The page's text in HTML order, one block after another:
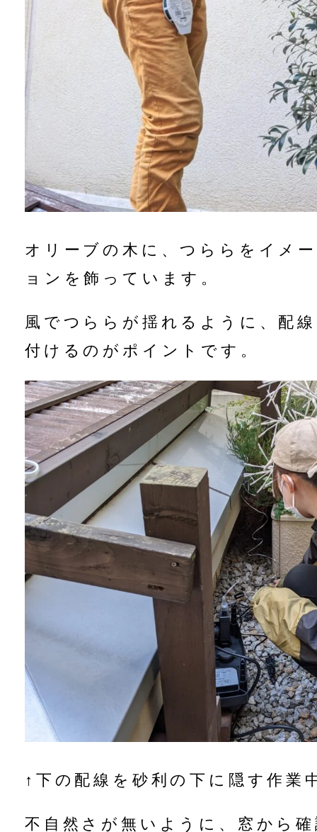
オリーブの木に、つららをイメ
ョンを飾っています。
風でつららが揺れるように、配
付けるのがポイントです。
↑下の配線を砂利の下に隠す作業
不自然さが無いように、窓から